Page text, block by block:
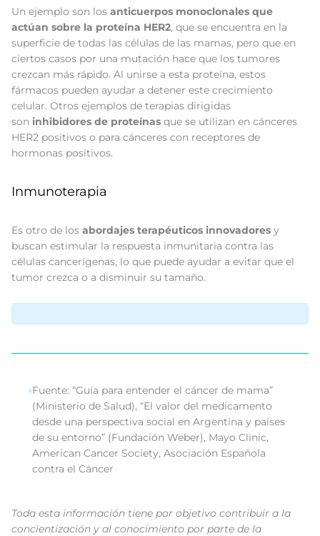
Un ejemplo son los anticuerpos monoclonales que
actúan sobre la proteína HER2, que se encuentra en la
superficie de todas las células de las mamas, pero que en
ciertos casos por una mutación hace que los tumores
crezcan más rápido. Al unirse a esta proteína, estos
fármacos pueden ayudar a detener este crecimiento
celular. Otros ejemplos de terapias dirigidas
son inhibidores de proteínas que se utilizan en cánceres
HER2 positivos o para cánceres con receptores de
hormonas positivos.
Inmunoterapia
Es otro de los abordajes terapéuticos innovadores y
buscan estimular la respuesta inmunitaria contra las
células cancerígenas, lo que puede ayudar a evitar que el
tumor crezca o a disminuir su tamaño.
Fuente: “Guía para entender el cáncer de mama”
(Ministerio de Salud), “El valor del medicamento
desde una perspectiva social en Argentina y países
de su entorno” (Fundación Weber), Mayo Clinic,
American Cancer Society, Asociación Española
contra el Cáncer
Toda esta información tiene por objetivo contribuir a la
concientización y al conocimiento por parte de la